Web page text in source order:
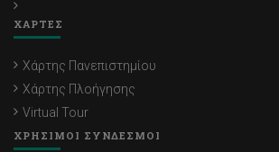
ΧΑΡΤΕΣ
Χάρτης Πανεπιστημίου
Χάρτης Πλοήγησης
Virtual Tour
ΧΡΗΣΙΜΟΙ ΣΥΝΔΕΣΜΟΙ